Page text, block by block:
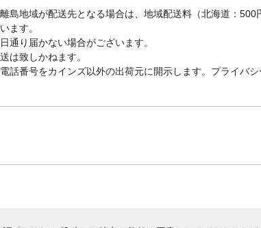
島地域が配送先となる場合は、地域配送料（北海道：
ます。
通り届かない場合がございます。
は致しかねます。
話番号をカインズ以外の出荷元に開示します。プライバ